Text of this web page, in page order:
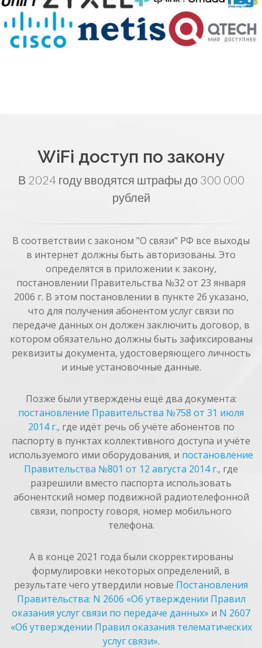
WiFi доступ по закону
В 2024 году вводятся штрафы до 300 000
рублей
В соответствии с законом "О связи" РФ все выходы
в интернет должны быть авторизованы. Это
определятся в приложении к закону,
постановлении Правительства №32 от 23 января
2006 г. В этом постановлении в пункте 26 указано,
что для получения абонентом услуг связи по
передаче данных он должен заключить договор, в
котором обязательно должны быть зафиксированы
реквизиты документа, удостоверяющего личность
и иные установочные данные.
Позже были утверждены ещё два документа:
постановление Правительства №758 от 31 июля
2014 г., где идёт речь об учёте абонентов по
паспорту в пунктах коллективного доступа и учёте
используемого ими оборудования, и постановление
Правительства №801 от 12 августа 2014 г., где
разрешили вместо паспорта использовать
абонентский номер подвижной радиотелефонной
связи, попросту говоря, номер мобильного
телефона.
А в конце 2021 года были скорректированы
формулировки некоторых определений, в
результате чего утвердили новые Постановления
Правительства: N 2606 «Об утверждении Правил
оказания услуг связи по передаче данных» и N 2607
«Об утверждении Правил оказания телематических
услуг связи».